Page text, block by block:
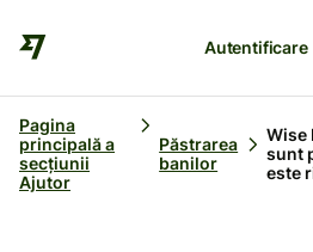
Autentificare
Pagina
principală a
secțiunii
Ajutor
Păstrarea
banilor
Wise
sunt
este